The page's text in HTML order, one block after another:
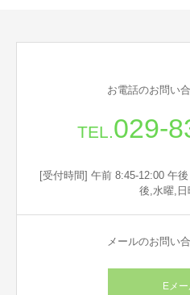
お電話のお問い
TEL.029-
[受付時間] 午前 8:45-12:00 午
後,水曜,日
メールのお問い
Eメ